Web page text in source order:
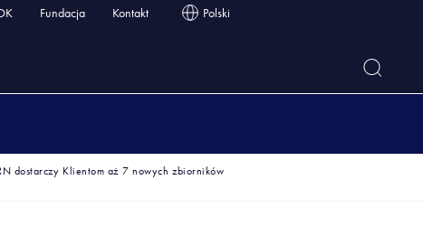
Fundacja Kontakt Polski
dostarczy Klientom aż 7 nowych zbiorników